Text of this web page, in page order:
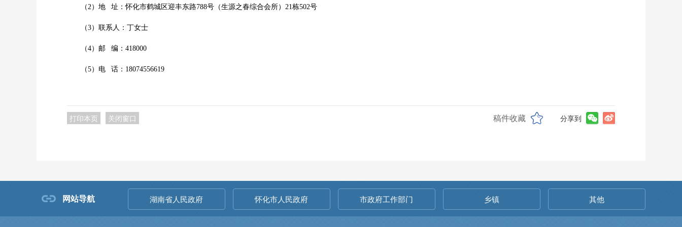
（2）地 址：怀化市鹤城区迎丰东路788号（生源之春综合会所）21栋502号
（3）联系人：丁女士
（4）邮 编：418000
（5）电 话：18074556619
打印本页 关闭窗口 稿件收藏 分享到
网站导航 湖南省人民政府 怀化市人民政府 市政府工作部门 乡镇 其他